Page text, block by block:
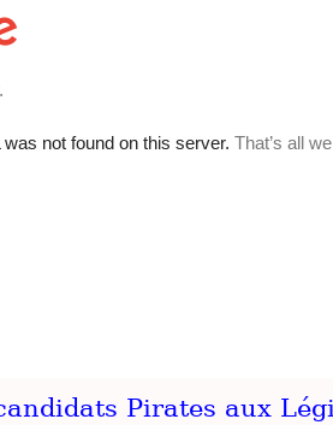
Pirates aux